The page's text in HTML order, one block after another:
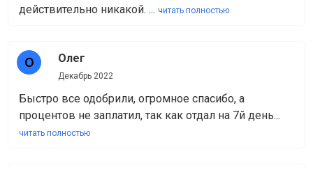
действительно никакой. ... читать полностью
Олег
Декабрь 2022
Быстро все одобрили, огромное спасибо, а
процентов не заплатил, так как отдал на 7й день...
читать полностью